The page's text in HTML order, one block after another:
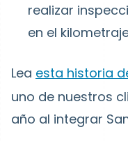
realizar
en el
Lea esta historia
uno de nuestros
año al integrar